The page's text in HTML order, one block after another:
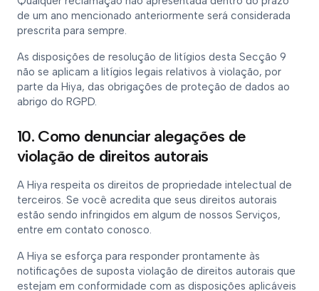
de um ano mencionado anteriormente será considerada
prescrita para sempre.
As disposições de resolução de litígios desta Secção 9
não se aplicam a litígios legais relativos à violação, por
parte da Hiya, das obrigações de proteção de dados ao
abrigo do RGPD.
10. Como denunciar alegações de
violação de direitos autorais
A Hiya respeita os direitos de propriedade intelectual de
terceiros. Se você acredita que seus direitos autorais
estão sendo infringidos em algum de nossos Serviços,
entre em contato conosco.
A Hiya se esforça para responder prontamente às
notificações de suposta violação de direitos autorais que
estejam em conformidade com as disposições aplicáveis